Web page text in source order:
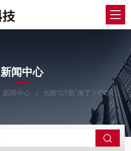
NEWS
新闻中心
新闻中心 光路“CT机”来了！OCI-V光矢量分析仪如何实现光学参数秒级全诊断